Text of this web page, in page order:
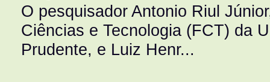
O pesquisador Antonio Riul
Ciências e Tecnologia (FCT) da
Prudente, e Luiz Henr...